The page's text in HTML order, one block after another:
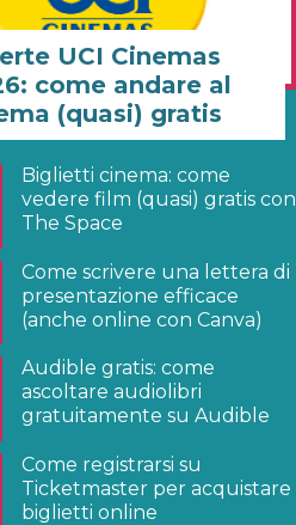
UCI Cinemas
come andare al
(quasi) gratis
Biglietti cinema: come
vedere film (quasi) gratis con
The Space
Come scrivere una lettera di
presentazione efficace
(anche online con Canva)
Audible gratis: come
ascoltare audiolibri
gratuitamente su Audible
Come registrarsi su
Ticketmaster per acquistare
biglietti online